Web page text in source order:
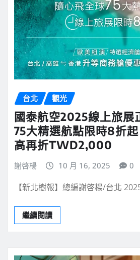
台北 觀光
國泰航空2025線上旅展
75大精選航點限時8折
高再折TWD2,000
謝啓楊 10 月 16, 2025 0
【新北樹報】總編謝啓楊/台北
繼續閱讀